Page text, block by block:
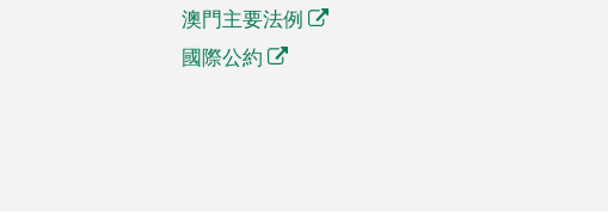
澳門主要法例
國際公約